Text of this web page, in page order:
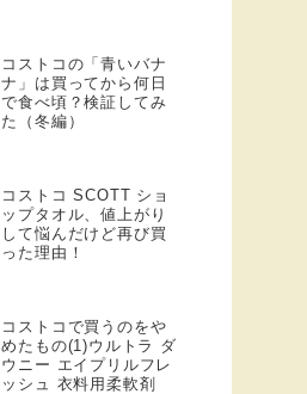
コストコの「青いバナ
ナ」は買ってから何日
で食べ頃？検証してみ
た（冬編）
コストコ SCOTT ショ
ップタオル、値上がり
して悩んだけど再び買
った理由！
コストコで買うのをや
めたもの(1)ウルトラ ダ
ウニー エイプリルフレ
ッシュ 衣料用柔軟剤